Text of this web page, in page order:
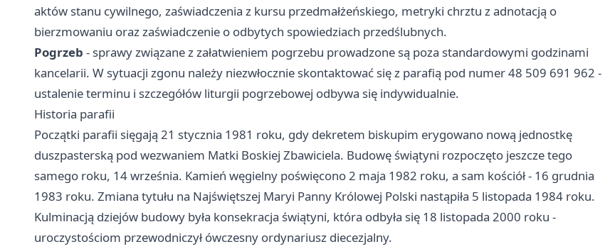
aktów stanu cywilnego, zaświadczenia z kursu przedmałżeńskiego, metryki chrztu z adnotacją o
bierzmowaniu oraz zaświadczenie o odbytych spowiedziach przedślubnych.
Pogrzeb - sprawy związane z załatwieniem pogrzebu prowadzone są poza standardowymi godzinami
kancelarii. W sytuacji zgonu należy niezwłocznie skontaktować się z parafią pod numer 48 509 691 962 -
ustalenie terminu i szczegółów liturgii pogrzebowej odbywa się indywidualnie.
Historia parafii
Początki parafii sięgają 21 stycznia 1981 roku, gdy dekretem biskupim erygowano nową jednostkę
duszpasterską pod wezwaniem Matki Boskiej Zbawiciela. Budowę świątyni rozpoczęto jeszcze tego
samego roku, 14 września. Kamień węgielny poświęcono 2 maja 1982 roku, a sam kościół - 16 grudnia
1983 roku. Zmiana tytułu na Najświętszej Maryi Panny Królowej Polski nastąpiła 5 listopada 1984 roku.
Kulminacją dziejów budowy była konsekracja świątyni, która odbyła się 18 listopada 2000 roku -
uroczystościom przewodniczył ówczesny ordynariusz diecezjalny.